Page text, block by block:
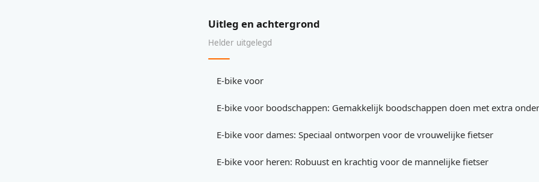
Uitleg en achtergrond
Helder uitgelegd
E-bike voor
E-bike voor boodschappen: Gemakkelijk boodschappen doen met extra
E-bike voor dames: Speciaal ontworpen voor de vrouwelijke fietser
E-bike voor heren: Robuust en krachtig voor de mannelijke fietser